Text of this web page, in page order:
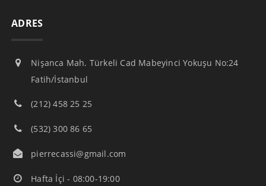
ADRES
Nişanca Mah. Türkeli Cad Mabeyinci Yokuşu No:24
Fatih/İstanbul
(212) 458 25 25
(532) 300 86 65
pierrecassi@gmail.com
Hafta İçi - 08:00-19:00